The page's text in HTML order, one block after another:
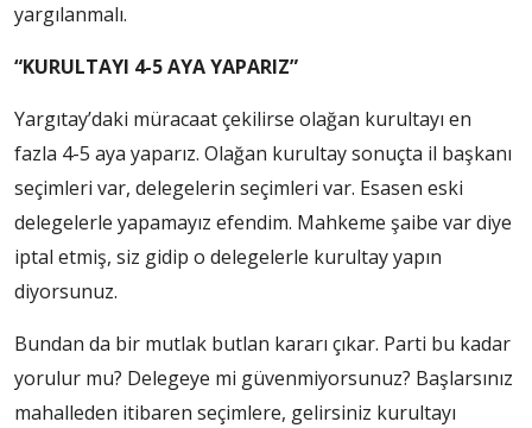
yargılanmalı.
“KURULTAYI 4-5 AYA YAPARIZ”
Yargıtay’daki müracaat çekilirse olağan kurultayı en
fazla 4-5 aya yaparız. Olağan kurultay sonuçta il başkanı
seçimleri var, delegelerin seçimleri var. Esasen eski
delegelerle yapamayız efendim. Mahkeme şaibe var diye
iptal etmiş, siz gidip o delegelerle kurultay yapın
diyorsunuz.
Bundan da bir mutlak butlan kararı çıkar. Parti bu kadar
yorulur mu? Delegeye mi güvenmiyorsunuz? Başlarsınız
mahalleden itibaren seçimlere, gelirsiniz kurultayı